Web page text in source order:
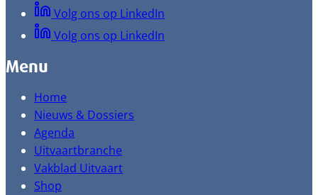
Volg ons op LinkedIn
Volg ons op LinkedIn
Menu
Home
Nieuws & Dossiers
Agenda
Uitvaartbranche
Vakblad Uitvaart
Shop